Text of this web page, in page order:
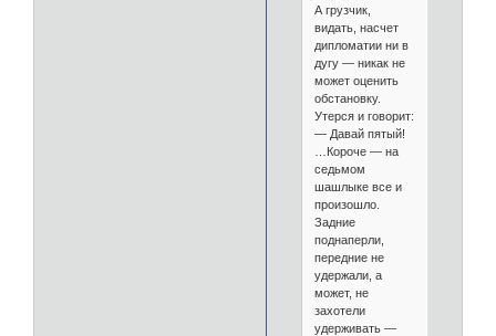
А грузчик,
видать, насчет
дипломатии ни в
дугу — никак не
может оценить
обстановку.
Утерся и говорит:
— Давай пятый!
…Короче — на
седьмом
шашлыке все и
произошло.
Задние
поднаперли,
передние не
удержали, а
может, не
захотели
удерживать —